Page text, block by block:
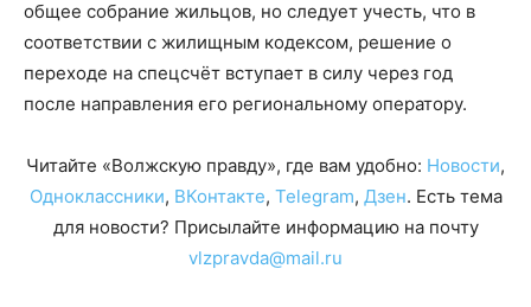
общее собрание жильцов, но следует учесть, что в
соответствии с жилищным кодексом, решение о
переходе на спецсчёт вступает в силу через год
после направления его региональному оператору.
Читайте «Волжскую правду», где вам удобно: Новости,
Одноклассники, ВКонтакте, Telegram, Дзен. Есть тема
для новости? Присылайте информацию на почту
vlzpravda@mail.ru